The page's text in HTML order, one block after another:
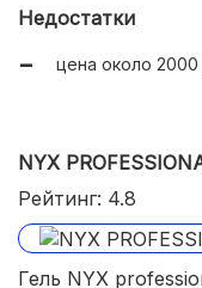
Недостатки
цена около 2000
NYX
Рейтинг: 4.8
Гель NYX